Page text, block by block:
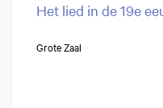
Het lied in de 19e
Grote Zaal